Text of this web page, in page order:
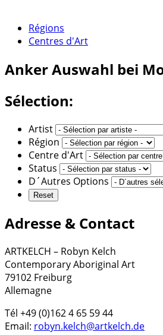
Régions
Centres d'Art
AnkerAuswahl bei
Sélection:
Artist
Région
Centre d'Art
Status
D´Autres Options
Adresse & Contact
ARTKELCH – Robyn Kelch
Contemporary Aboriginal Art
79102 Freiburg
Allemagne
Tél +49 (0)162 4 65 59 44
Email: robyn.kelch@artkelch.de